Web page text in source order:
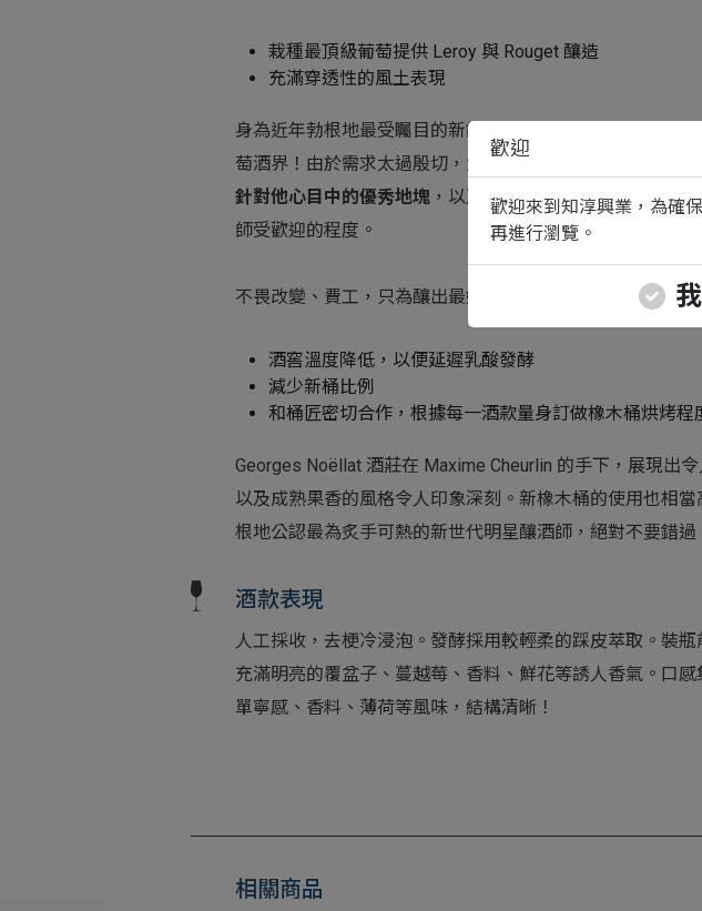
歡迎
歡迎來到知淳興業，為確
再進行瀏覽。
栽種最頂級葡萄提供 Leroy 與 Rouget 釀造
充滿穿透性的風土表現
身為近年勃根地最受矚目的新銳釀酒師之一，Maxime
萄酒界！由於需求太過殷切，太多人都想要一親芳澤的狀況
針對他心目中的優秀地塊 ，以及較為平易近人的地塊進行
師受歡迎的程度。
不畏改變、費工，只為釀出最好的酒
酒窖溫度降低，以便延遲乳酸發酵
減少新桶比例
和桶匠密切合作，根據每一酒款量身訂做橡木桶烘烤程
Georges Noëllat 酒莊在 Maxime Cheurlin 的手下，展現出
以及成熟果香的風格令人印象深刻。新橡木桶的使用也相
根地公認最為炙手可熱的新世代明星釀酒師，絕對不要錯過
酒款表現
人工採收，去梗冷浸泡。發酵採用較輕柔的踩皮萃取。裝瓶
充滿明亮的覆盆子、蔓越莓、香料、鮮花等誘人香氣。口
單寧感、香料、薄荷等風味，結構清晰！
相關商品